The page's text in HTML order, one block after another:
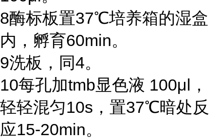
8酶标板置37℃培养箱的湿盒
内，孵育60min。
9洗板，同4。
10每孔加tmb显色液 100μl ，
轻轻混匀10s ，置37℃暗处反
应15-20min。